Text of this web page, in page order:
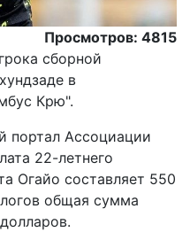
Просмотров: 4815
сборной
в
Крю".
портал Ассоциации
22-летнего
Огайо составляет 550
общая сумма